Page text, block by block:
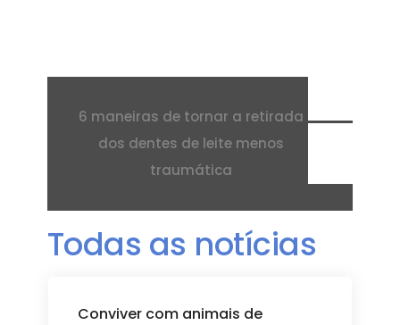
6 maneiras de tornar a retirada
dos dentes de leite menos
traumática
Todas as notícias
Conviver com animais de